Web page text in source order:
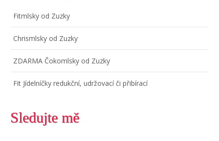
Fitmlsky od Zuzky
Chrismlsky od Zuzky
ZDARMA Čokomlsky od Zuzky
Fit Jídelníčky redukční, udržovací či přibírací
Sledujte mě